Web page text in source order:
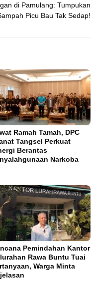
di Pamulang: Tumpukan
Picu Bau Tak Sedap!
Ramah Tamah, DPC
Tangsel Perkuat
Berantas
Narkoba
Pemindahan Kantor
Rawa Buntu Tuai
Warga Minta